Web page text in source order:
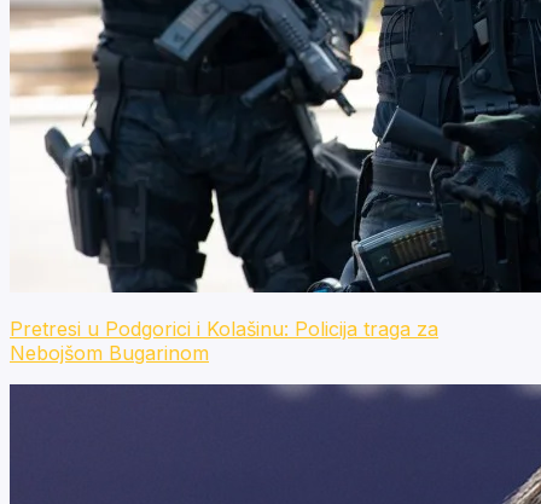
Pretresi u Podgorici i Kolašinu: Policija traga za
Nebojšom Bugarinom